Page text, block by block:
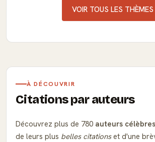
VOIR TOUS LES THÈMES
À DÉCOUVRIR
Citations par auteurs
Découvrez plus de 780 auteurs célèbres
de leurs plus belles citationset d'une